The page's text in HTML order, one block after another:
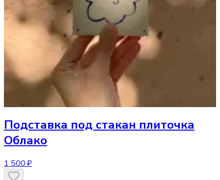
Подставка под стакан плиточка
Облако
1 500 ₽